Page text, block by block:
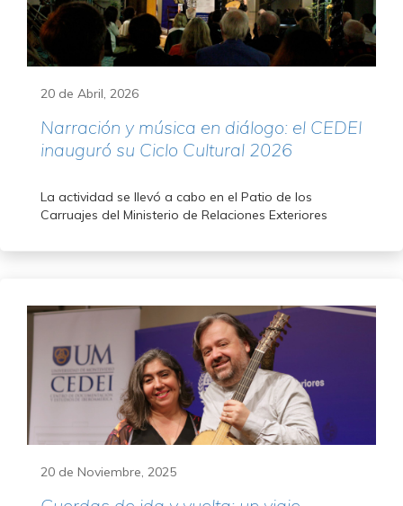
20 de Abril, 2026
Narración y música en diálogo: el CEDEI
inauguró su Ciclo Cultural 2026
La actividad se llevó a cabo en el Patio de los
Carruajes del Ministerio de Relaciones Exteriores
20 de Noviembre, 2025